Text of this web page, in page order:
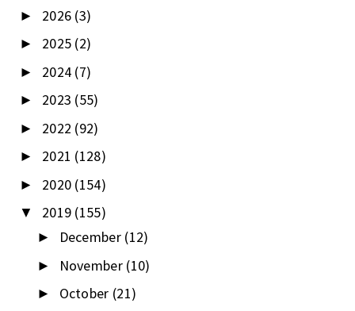
► 2026 (3)
► 2025 (2)
► 2024 (7)
► 2023 (55)
► 2022 (92)
► 2021 (128)
► 2020 (154)
▼ 2019 (155)
► December (12)
► November (10)
► October (21)